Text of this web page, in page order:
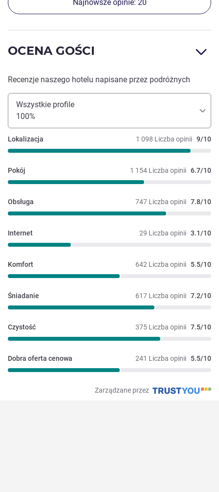
Najnowsze opinie: 20
OCENA GOŚCI
Recenzje naszego hotelu napisane przez podróżnych
Wszystkie profile
100%
1 098 Liczba opinii 9/10
Lokalizacja
1 154 Liczba opinii 6.7/10
Pokój
747 Liczba opinii 7.8/10
Obsługa
29 Liczba opinii 3.1/10
Internet
642 Liczba opinii 5.5/10
Komfort
617 Liczba opinii 7.2/10
Śniadanie
375 Liczba opinii 7.5/10
Czystość
241 Liczba opinii 5.5/10
Dobra oferta cenowa
Zarządzane przez